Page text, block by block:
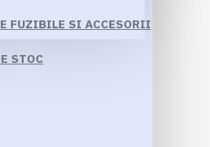
FUZIBILE SI ACCESORII
STOC